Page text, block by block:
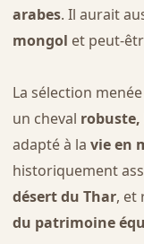
arabes. Il aurait
mongol et peut-
La sélection
un cheval
adapté à la vie en
historiquement
désert du Thar, et
du patrimoine